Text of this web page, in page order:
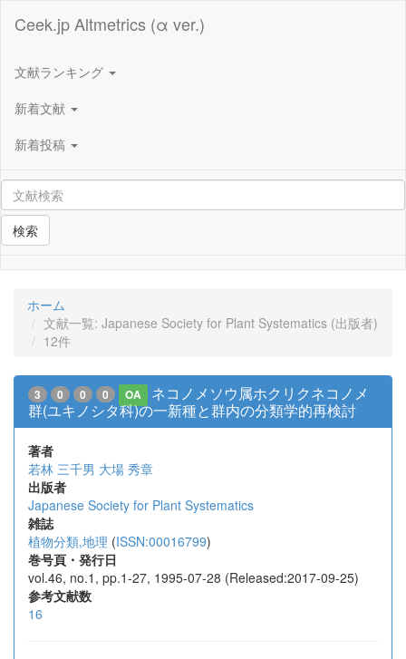
Ceek.jp Altmetrics (α ver.)
文献ランキング
新着文献
新着投稿
検索
ホーム
文献一覧: Japanese Society for Plant Systematics (出版者)
12件
3 0 0 0 OA
ネコノメソウ属ホクリクネコノメ
群(ユキノシタ科)の一新種と群内の分類学的再検討
著者
若林 三千男 大場 秀章
出版者
Japanese Society for Plant Systematics
雑誌
植物分類,地理 (ISSN:00016799)
巻号頁・発行日
vol.46, no.1, pp.1-27, 1995-07-28 (Released:2017-09-25)
参考文献数
16